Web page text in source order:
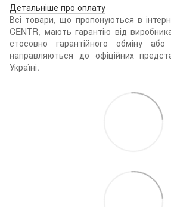
Детальніше про оплату
Всі товари, що пропонуються в
CENTR, мають гарантію від
стосовно гарантійного обміну
направляються до офіційних
Україні.